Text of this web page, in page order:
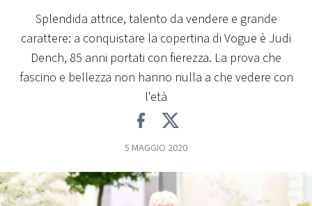
PLAYLIST
NEWS
EVENTI
Splendida attrice, talento da vendere e grande
carattere: a conquistare la copertina di Vogue è Judi
Dench, 85 anni portati con fierezza. La prova che
fascino e bellezza non hanno nulla a che vedere con
l'età
5 MAGGIO 2020